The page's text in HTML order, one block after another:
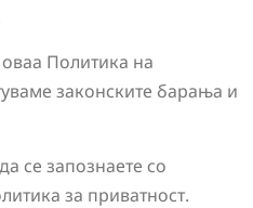
Политика на
законските барања и
се запознаете со
за приватност.